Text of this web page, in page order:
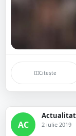
Citește
AC 2 iulie 2019